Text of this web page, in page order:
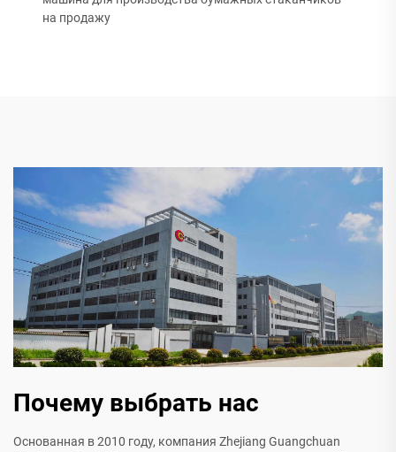
на продажу
Почему выбрать нас
Основанная в 2010 году, компания Zhejiang Guangchuan